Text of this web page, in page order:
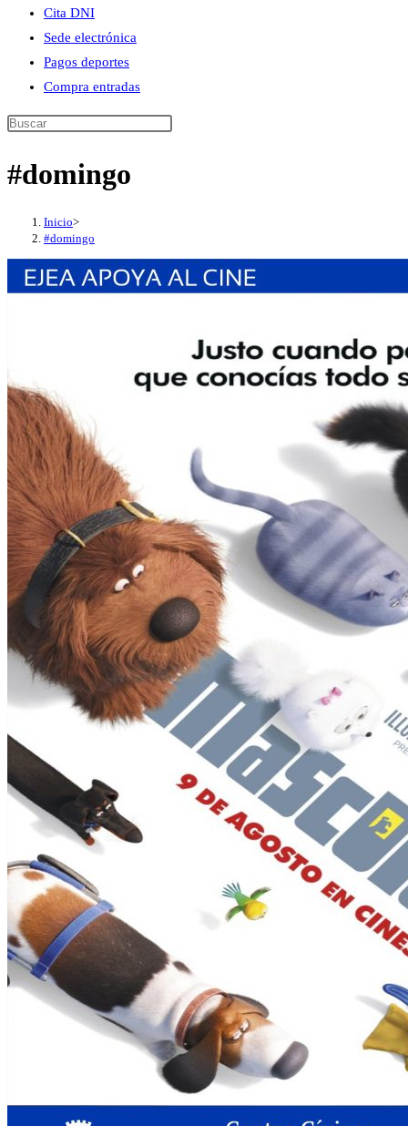
Cita DNI
Sede electrónica
Pagos deportes
Compra entradas
Buscar
esta
#domingo
Inicio>
#domingo